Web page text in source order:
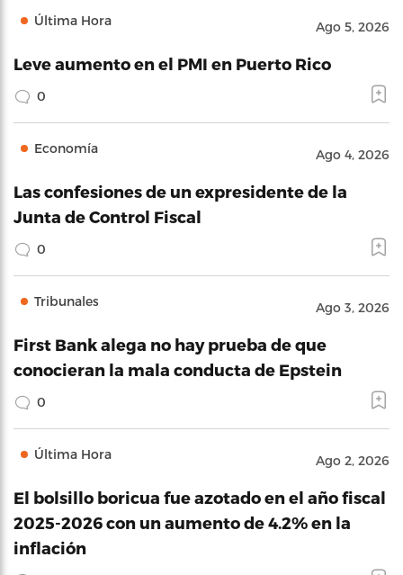
Última Hora Ago 5, 2026
Leve aumento en el PMI en Puerto Rico
0
Economía Ago 4, 2026
Las confesiones de un expresidente de la
Junta de Control Fiscal
0
Tribunales Ago 3, 2026
First Bank alega no hay prueba de que
conocieran la mala conducta de Epstein
0
Última Hora Ago 2, 2026
El bolsillo boricua fue azotado en el año fiscal
2025-2026 con un aumento de 4.2% en la
inflación